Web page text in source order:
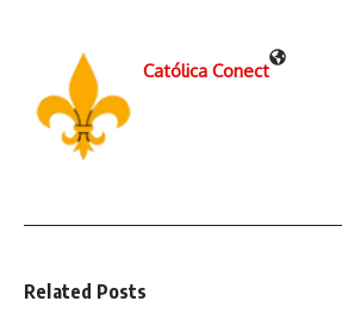
Católica Conect
Related Posts